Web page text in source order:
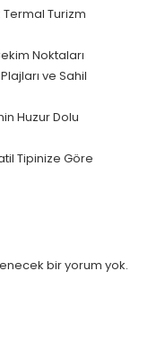
Termal Turizm
Noktaları
ve Sahil
Huzur Dolu
Tipinize Göre
bir yorum yok.